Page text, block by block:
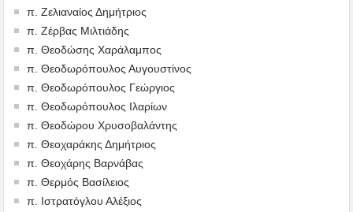
π. Ζελιαναίος Δημήτριος
π. Ζέρβας Μιλτιάδης
π. Θεοδώσης Χαράλαμπος
π. Θεοδωρόπουλος Αυγουστίνος
π. Θεοδωρόπουλος Γεώργιος
π. Θεοδωρόπουλος Ιλαρίων
π. Θεοδώρου Χρυσοβαλάντης
π. Θεοχαράκης Δημήτριος
π. Θεοχάρης Βαρνάβας
π. Θερμός Βασίλειος
π. Ιστρατόγλου Αλέξιος